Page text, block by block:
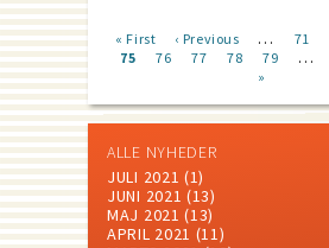
Pagination
First
page
« First
Previous
page
‹ Previous … Page
71
Current
75 Page
76 Page
77 Page
78 Page
79 …
»
ALLE NYHEDER
JULI 2021 (1)
JUNI 2021 (13)
MAJ 2021 (13)
APRIL 2021 (11)